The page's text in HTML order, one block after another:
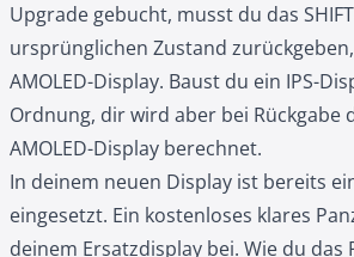
Upgrade gebucht, musst du das
ursprünglichen Zustand
AMOLED-Display. Baust du ein IPS-
Ordnung, dir wird aber bei Rückgabe
AMOLED-Display berechnet.
In deinem neuen Display ist bereits
eingesetzt. Ein kostenloses klares
deinem Ersatzdisplay bei. Wie du das